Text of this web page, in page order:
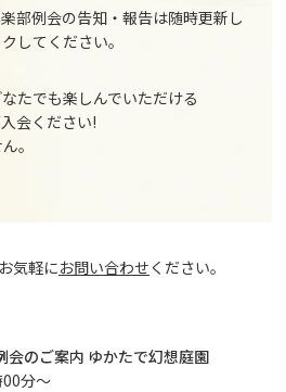
部例会の告知・報告は随時更新し
してください。
たでも楽しんでいただける
会ください!
。
気軽にお問い合わせ ください。
のご案内 ゆかたで幻想庭園
分～